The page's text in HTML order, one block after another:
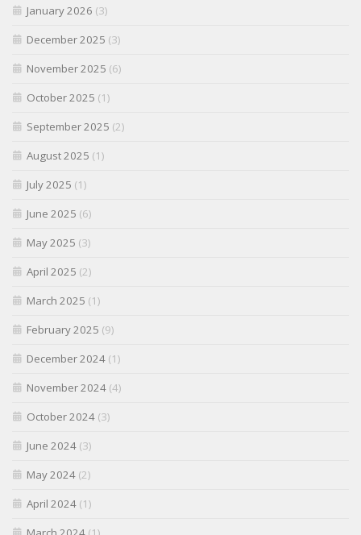
January 2026 (3)
December 2025 (3)
November 2025 (6)
October 2025 (1)
September 2025 (2)
August 2025 (1)
July 2025 (1)
June 2025 (6)
May 2025 (3)
April 2025 (2)
March 2025 (1)
February 2025 (9)
December 2024 (1)
November 2024 (4)
October 2024 (3)
June 2024 (3)
May 2024 (2)
April 2024 (1)